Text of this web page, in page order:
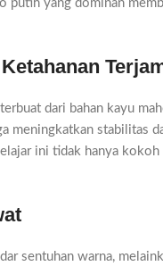
yang dominan
dari bahan kayu
stabilitas
ini tidak hanya
sentuhan warna,